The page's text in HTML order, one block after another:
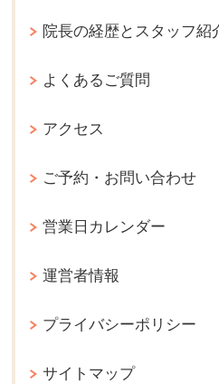
院長の経歴とスタッフ紹
よくあるご質問
アクセス
ご予約・お問い合わせ
営業日カレンダー
運営者情報
プライバシーポリシー
サイトマップ